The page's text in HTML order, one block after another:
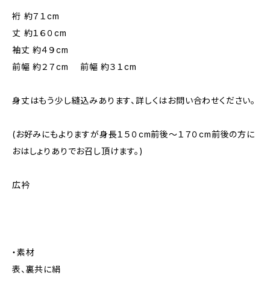
裄 約７１cm
丈 約１６０cm
袖丈 約４９cm
前幅 約２７cm 前幅 約３１cm
身丈はもう少し縫込みあります、詳しくはお問い合わせください。
(お好みにもよりますが身長１５０cm前後～１７０cm前後の方に
おはしょりありでお召し頂けます。)
広衿
・素材
表、裏共に絹